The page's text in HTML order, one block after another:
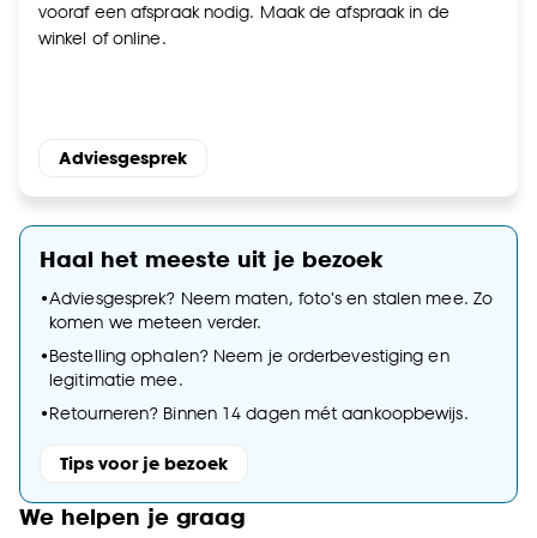
vooraf een afspraak nodig. Maak de afspraak in de
winkel of online.
Adviesgesprek
Haal het meeste uit je bezoek
•Adviesgesprek? Neem maten, foto's en stalen mee. Zo
komen we meteen verder.
•Bestelling ophalen? Neem je orderbevestiging en
legitimatie mee.
•Retourneren? Binnen 14 dagen mét aankoopbewijs.
Tips voor je bezoek
We helpen je graag